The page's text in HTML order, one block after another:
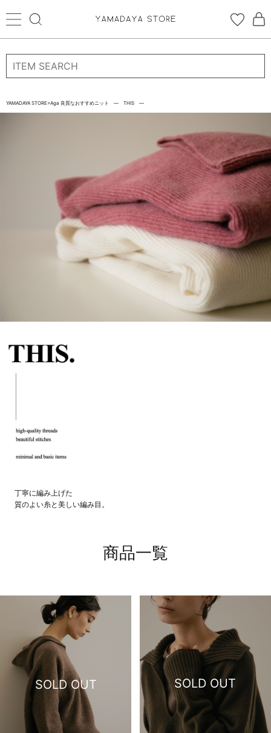
ログイン 新規会員登録
STORE BRAND・LABELから探す
すべての商品
特集
店舗検索
サイズガイド
YAMADAYA STORE>Aga 良質なおすすめニット ― THIS ―
丁寧に編み上げた
質のよい糸と美しい編み目。
商品一覧
SOLD OUT SOLD OUT